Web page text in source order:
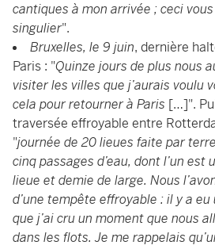
cantiques à mon arrivée ; ceci
singulier".
Bruxelles, le 9 juin, dernière
Paris : "Quinze jours de plus nous
visiter les villes que j’aurais voulu
cela pour retourner à Paris […]".
traversée effroyable entre
"journée de 20 lieues faite par
cinq passages d’eau, dont l’un est
lieue et demie de large. Nous
d’une tempête effroyable : il y a
que j’ai cru un moment que nous
dans les flots. Je me rappelais